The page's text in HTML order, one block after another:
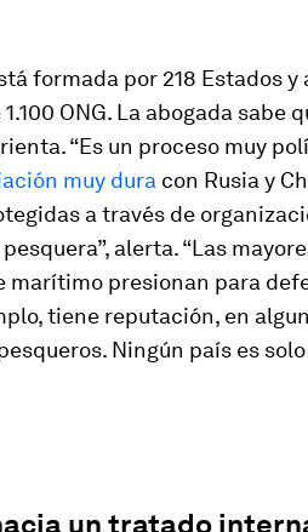
formada por 218 Estados y
ONG. La abogada sabe
“Es un proceso muy
muy dura con Rusia y
a través de
alerta. “Las
marítimo presionan para
tiene reputación, en
Ningún país es
un tratado